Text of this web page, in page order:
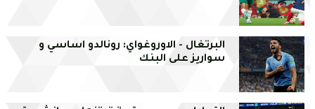
البرتغال - الاوروغواي: رونالدو اساسي و
سواريز على البنك